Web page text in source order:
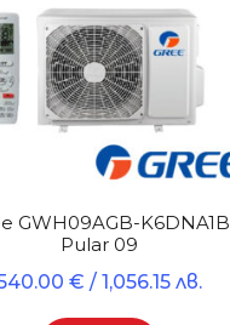
GWH09AGB-K6DNA1B
Pular 09
€ / 1,056.15 лв.